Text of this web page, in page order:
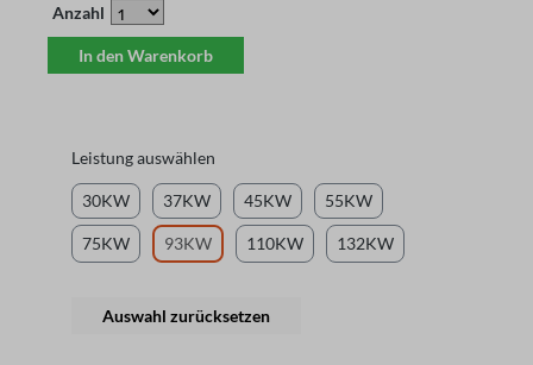
Anzahl
In den Warenkorb
Leistung auswählen
30KW 37KW 45KW 55KW
75KW 93KW 110KW 132KW
Auswahl zurücksetzen